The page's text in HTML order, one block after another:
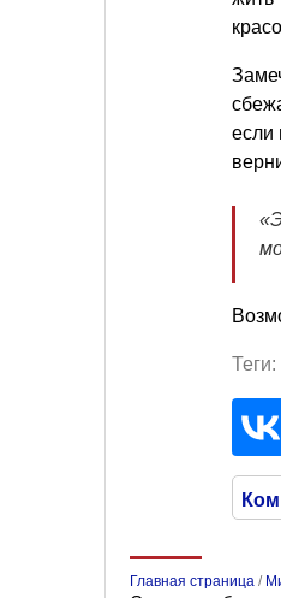
если
Теги:
Главная страница /